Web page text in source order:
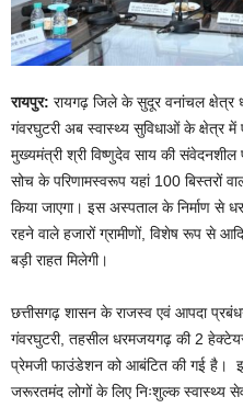
रायपुर: रायगढ़ जिले के सुदूर वनांचल क्षेत्र
गंवरघुटरी अब स्वास्थ्य सुविधाओं के क्षेत्र
मुख्यमंत्री श्री विष्णुदेव साय की
सोच के परिणामस्वरूप यहां 100 बिस्तरों
किया जाएगा। इस अस्पताल के निर्माण से
रहने वाले हजारों ग्रामीणों, विशेष रूप से
बड़ी राहत मिलेगी।
छत्तीसगढ़ शासन के राजस्व एवं आपदा
गंवरघुटरी, तहसील धरमजयगढ़ की 2
प्रेमजी फाउंडेशन को आबंटित की गई है।
जरूरतमंद लोगों के लिए निःशुल्क स्वास्थ्य